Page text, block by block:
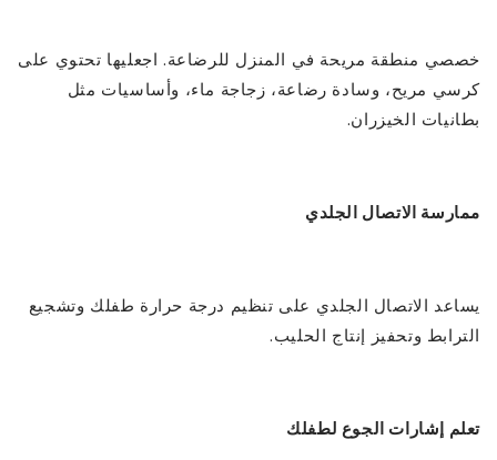
خصصي منطقة مريحة في المنزل للرضاعة. اجعليها تحتوي على
كرسي مريح، وسادة رضاعة، زجاجة ماء، وأساسيات مثل
بطانيات الخيزران.
ممارسة الاتصال الجلدي
يساعد الاتصال الجلدي على تنظيم درجة حرارة طفلك وتشجيع
الترابط وتحفيز إنتاج الحليب.
تعلم إشارات الجوع لطفلك